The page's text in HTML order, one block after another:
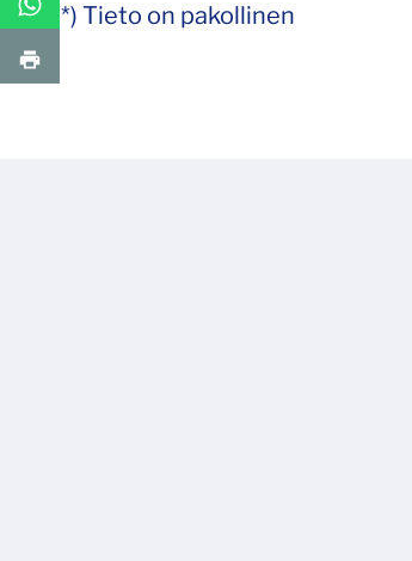
(*) Tieto on pakollinen